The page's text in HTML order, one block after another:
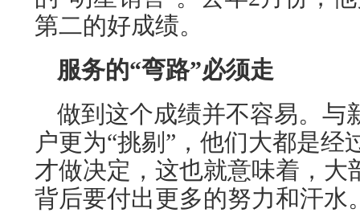
第二的好成绩。
服务的“弯路”必须走
做到这个成绩并不容易。与
户更为“挑剔”，他们大都是经
才做决定，这也就意味着，大
背后要付出更多的努力和汗水